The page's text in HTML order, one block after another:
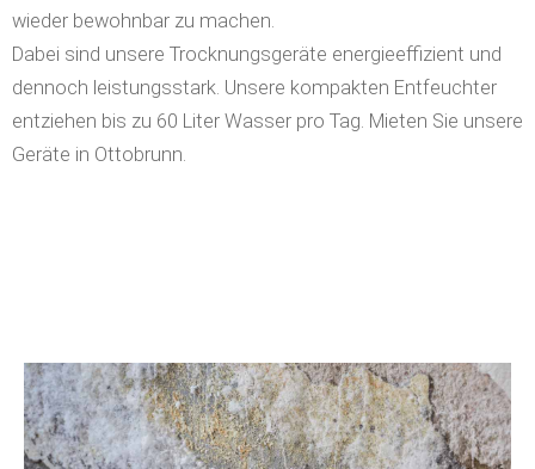
wieder bewohnbar zu machen.
Dabei sind unsere Trocknungsgeräte energieeffizient und
dennoch leistungsstark. Unsere kompakten Entfeuchter
entziehen bis zu 60 Liter Wasser pro Tag. Mieten Sie unsere
Geräte in Ottobrunn.